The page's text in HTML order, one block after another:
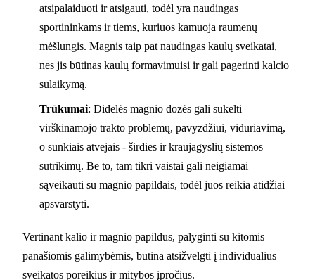
atsipalaiduoti ir atsigauti, todėl yra naudingas
sportininkams ir tiems, kuriuos kamuoja raumenų
mėšlungis. Magnis taip pat naudingas kaulų sveikatai,
nes jis būtinas kaulų formavimuisi ir gali pagerinti kalcio
sulaikymą.
Trūkumai: Didelės magnio dozės gali sukelti
virškinamojo trakto problemų, pavyzdžiui, viduriavimą,
o sunkiais atvejais - širdies ir kraujagyslių sistemos
sutrikimų. Be to, tam tikri vaistai gali neigiamai
sąveikauti su magnio papildais, todėl juos reikia atidžiai
apsvarstyti.
Vertinant kalio ir magnio papildus, palyginti su kitomis
panašiomis galimybėmis, būtina atsižvelgti į individualius
sveikatos poreikius ir mitybos įpročius.